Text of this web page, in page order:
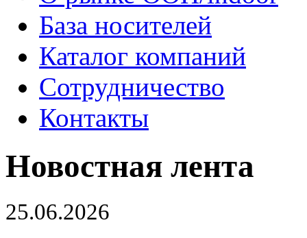
База носителей
Каталог компаний
Сотрудничество
Контакты
Новостная лента
25.06.2026